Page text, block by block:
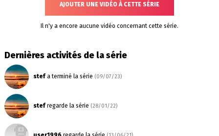
AJOUTER UNE VIDÉO À CETTE SÉRIE
Il n'y a encore aucune vidéo concernant cette série.
Dernières activités de la série
stefa terminé la série (09/07/23)
stefregarde la série (28/01/22)